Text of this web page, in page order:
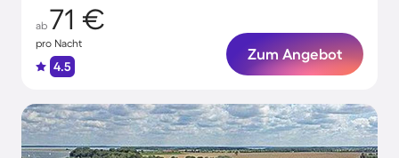
ab 71 €
pro Nacht
4.5
Zum Angebot